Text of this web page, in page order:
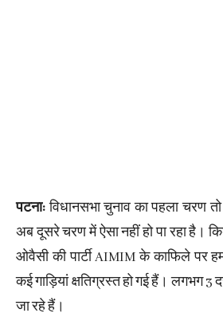
पटना:विधानसभा चुनाव का पहला चरण
अब दूसरे चरण में ऐसा नहीं हो पा रहा है।
ओवैसी की पार्टी AIMIM के काफिले पर
कई गाड़ियां क्षतिग्रस्त हो गई हैं। लगभग 3
जा रहे हैं।